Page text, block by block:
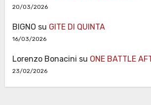
20/03/2026
BIGNO su GITE DI QUINTA
16/03/2026
Lorenzo Bonacini su ONE BATTLE
23/02/2026